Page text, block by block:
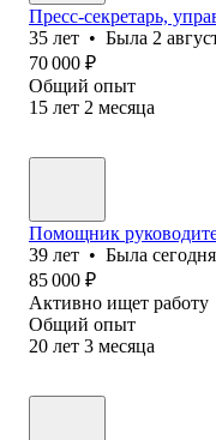
Пресс-секретарь,
35 лет • Была 2
70 000 ₽
Общий опыт
15 лет 2 месяца
Помощник
39 лет • Была сегодня
85 000 ₽
Активно ищет работу
Общий опыт
20 лет 3 месяца